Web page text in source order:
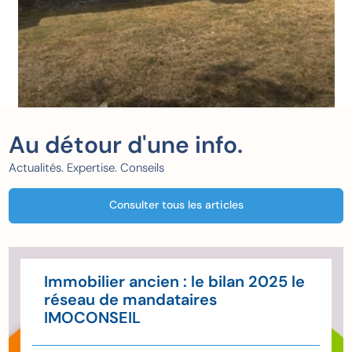
Au détour d'une info.
Actualités. Expertise. Conseils
Consulter tous les articles
Immobilier ancien : le bilan 2025 le
réseau de mandataires
IMOCONSEIL